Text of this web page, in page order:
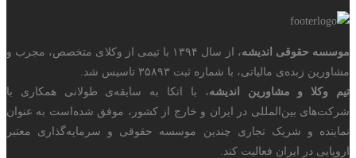
موسسه حقوقی اندیشه
، از سال ۱۳۹۴ با تیمی از وکلای متخصص، مجرب و
مشاورین زبده‌ی مالیاتی، با شماره ثبت ۳۵۸۹۳ تاسیس شد.
تیم وکلا و مشاورین اندیشه، با اتکا به سابقه‌ی طولانی همکاری با
شرکت‌های بین‌المللی در ایران و خارج از کشور، موفق شده‌است به عنوان
نماینده و شریک تجاری چندین موسسه حقوقی و سرمایه‌گذاری معتبر
اروپایی در ایران فعالیت کند.